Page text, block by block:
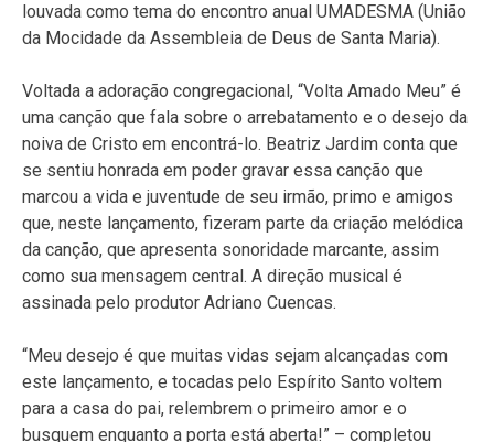
louvada como tema do encontro anual UMADESMA (União
da Mocidade da Assembleia de Deus de Santa Maria).
Voltada a adoração congregacional, “Volta Amado Meu” é
uma canção que fala sobre o arrebatamento e o desejo da
noiva de Cristo em encontrá-lo. Beatriz Jardim conta que
se sentiu honrada em poder gravar essa canção que
marcou a vida e juventude de seu irmão, primo e amigos
que, neste lançamento, fizeram parte da criação melódica
da canção, que apresenta sonoridade marcante, assim
como sua mensagem central. A direção musical é
assinada pelo produtor Adriano Cuencas.
“Meu desejo é que muitas vidas sejam alcançadas com
este lançamento, e tocadas pelo Espírito Santo voltem
para a casa do pai, relembrem o primeiro amor e o
busquem enquanto a porta está aberta!” – completou